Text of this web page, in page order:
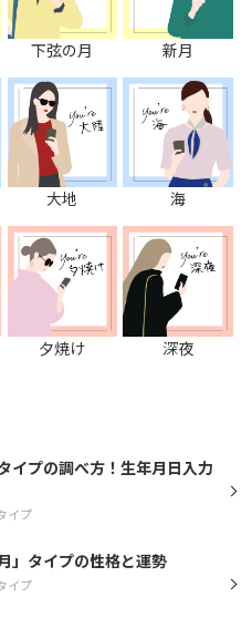
下弦の月 新月
大地 海
夕焼け 深夜
イプの調べ方！生年月日入力
イプ
」タイプの性格と運勢
イプ